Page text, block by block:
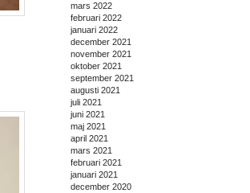
mars 2022
februari 2022
januari 2022
december 2021
november 2021
oktober 2021
september 2021
augusti 2021
juli 2021
juni 2021
maj 2021
april 2021
mars 2021
februari 2021
januari 2021
december 2020